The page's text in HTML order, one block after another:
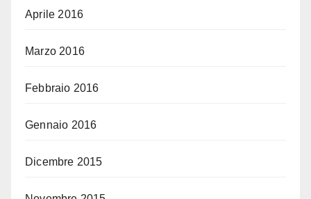
Aprile 2016
Marzo 2016
Febbraio 2016
Gennaio 2016
Dicembre 2015